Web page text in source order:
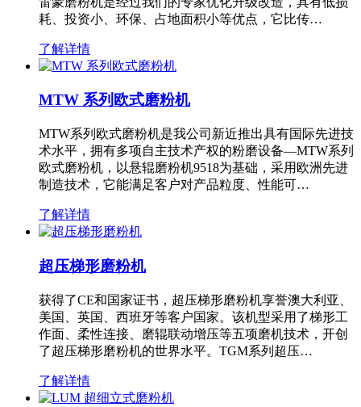
耗、投资小、环保、占地面积小等优点，它比传…
了解详情
MTW 系列欧式磨粉机
MTW系列欧式磨粉机是我公司新近推出具有国际先进技
术水平，拥有多项自主技术产权的粉磨设备—MTW系列
欧式磨粉机，以悬辊磨粉机9518为基础，采用欧洲先进
制造技术，它能满足客户对产品粒度、性能可…
了解详情
超压梯形磨粉机
获得了CE和国家证书，超压梯形磨粉机享誉澳大利亚、
美国、英国、西班牙等客户国家。该机型采用了梯形工
作面、柔性连接、磨辊联动增压等五项磨机技术，开创
了超压梯形磨粉机的世界水平。TGM系列超压…
了解详情